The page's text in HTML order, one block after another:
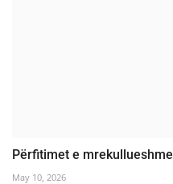
Përfitimet e
May 10, 2026